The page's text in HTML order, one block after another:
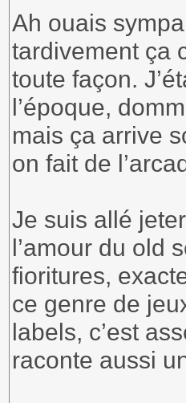
créer et
mais pas de bol
https://
Cela dit, on a
'Balek Corp' et
mais vous
https://
certains jeux
En tt cas c'est
cas ou certains
Ah ouais
tardivement ça
toute façon.
l’époque,
mais ça arrive
on fait de
Je suis allé
l’amour du old
fioritures,
ce genre de
labels, c’est
raconte aussi